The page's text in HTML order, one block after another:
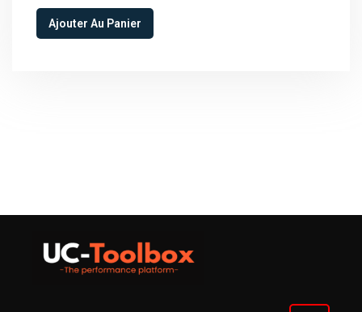
Ajouter Au Panier